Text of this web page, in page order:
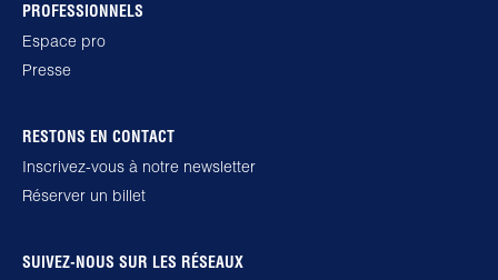
PROFESSIONNELS
Espace pro
Presse
RESTONS EN CONTACT
Inscrivez-vous à notre newsletter
Réserver un billet
SUIVEZ-NOUS SUR LES RÉSEAUX